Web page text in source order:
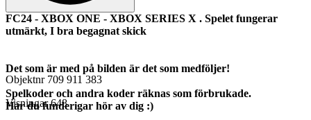
FC24 - XBOX ONE - XBOX SERIES X . Spelet fungerar
utmärkt, I bra begagnat skick
Det som är med på bilden är det som medföljer!
Spelkoder och andra koder räknas som förbrukade.
Har du funderigar hör av dig :)
Objektnr 709 911 383
Visningar 648